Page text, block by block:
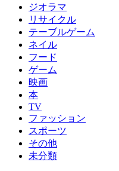
ジオラマ
リサイクル
テーブルゲーム
ネイル
フード
ゲーム
映画
本
TV
ファッション
スポーツ
その他
未分類